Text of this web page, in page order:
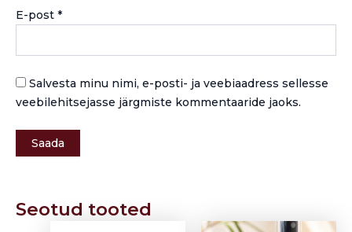
E-post *
Salvesta minu nimi, e-posti- ja veebiaadress sellesse
veebilehitsejasse järgmiste kommentaaride jaoks.
Seotud tooted